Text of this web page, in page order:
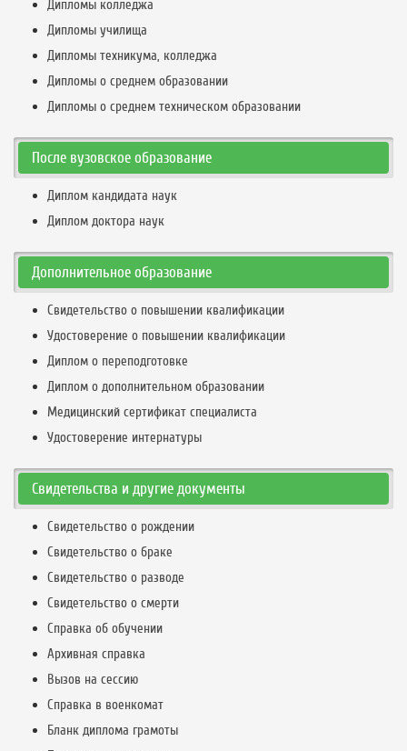
Дипломы колледжа
Дипломы училища
Дипломы техникума, колледжа
Дипломы о среднем образовании
Дипломы о среднем техническом образовании
После вузовское образование
Диплом кандидата наук
Диплом доктора наук
Дополнительное образование
Свидетельство о повышении квалификации
Удостоверение о повышении квалификации
Диплом о переподготовке
Диплом о дополнительном образовании
Медицинский сертификат специалиста
Удостоверение интернатуры
Свидетельства и другие документы
Свидетельство о рождении
Свидетельство о браке
Свидетельство о разводе
Свидетельство о смерти
Справка об обучении
Архивная справка
Вызов на сессию
Справка в военкомат
Бланк диплома грамоты